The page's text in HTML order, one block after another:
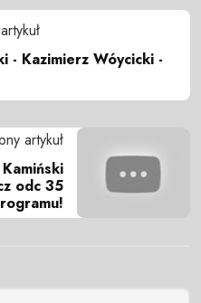
- Kazimierz Wóycicki -
artykuł
odc 35